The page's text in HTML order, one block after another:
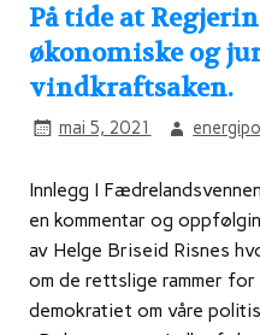
På tide at
økonomiske og
vindkraftsaken.
mai 5, 2021 energipo
Innlegg I
en kommentar og
av Helge Briseid Risnes
om de rettslige rammer
demokratiet om våre